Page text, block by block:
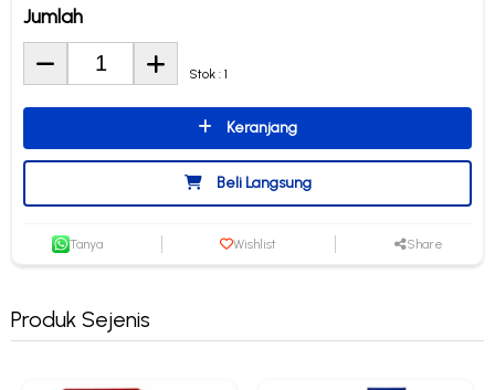
Jumlah
Stok : 1
Keranjang
Beli Langsung
Tanya Wishlist Share
Produk Sejenis